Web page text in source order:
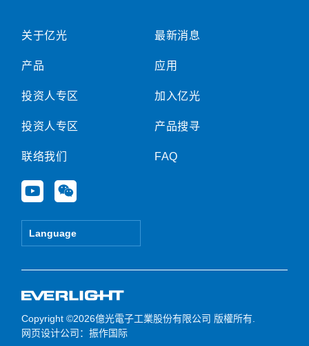
关于亿光
产品
投资人专区
投资人专区
联络我们
Y
o
u
e
W
e
i
Language
最新消息
应用
加入亿光
产品搜寻
FAQ
Copyright ©2026億光電子工業股份有限公司 版權所有.
网页设计公司 ：振作国际